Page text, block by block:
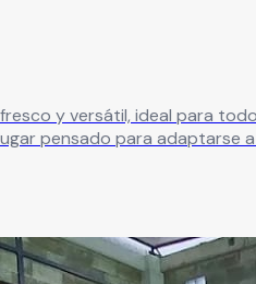
y versátil, ideal para
pensado para adaptarse